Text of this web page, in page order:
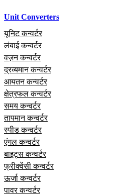
Unit Converters
यूनिट कन्वर्टर
लंबाई कन्वर्टर
वज़न कन्वर्टर
द्रव्यमान कन्वर्टर
आयतन कन्वर्टर
क्षेत्रफल कन्वर्टर
समय कन्वर्टर
तापमान कन्वर्टर
स्पीड कन्वर्टर
एंगल कन्वर्टर
बाइट्स कन्वर्टर
फ्रीक्वेंसी कन्वर्टर
ऊर्जा कन्वर्टर
पावर कन्वर्टर